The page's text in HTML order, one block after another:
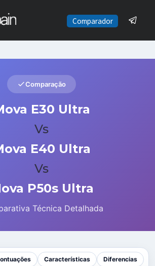
Comparador
Comparação
E30 Ultra
Vs
E40 Ultra
Vs
P50s Ultra
Técnica Detalhada
Características
Diferencias